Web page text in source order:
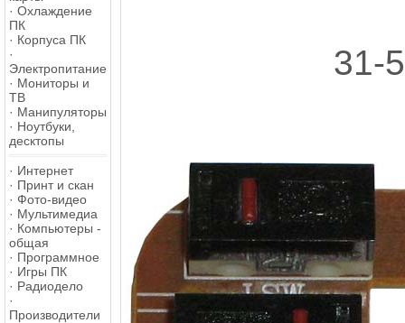
· Охлаждение
ПК
· Корпуса ПК
·
Электропитание
· Мониторы и
ТВ
· Манипуляторы
· Ноутбуки,
десктопы
· Интернет
· Принт и скан
· Фото-видео
· Мультимедиа
· Компьютеры -
общая
· Программное
· Игры ПК
· Радиодело
·
Производители
31-